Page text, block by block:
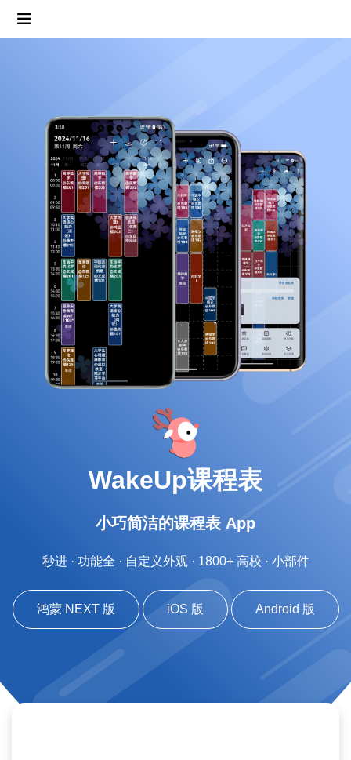
WakeUp课程表
小巧简洁的课程表 App
秒进 · 功能全 · 自定义外观 · 1800+ 高校 · 小部件
鸿蒙 NEXT 版 iOS 版 Android 版